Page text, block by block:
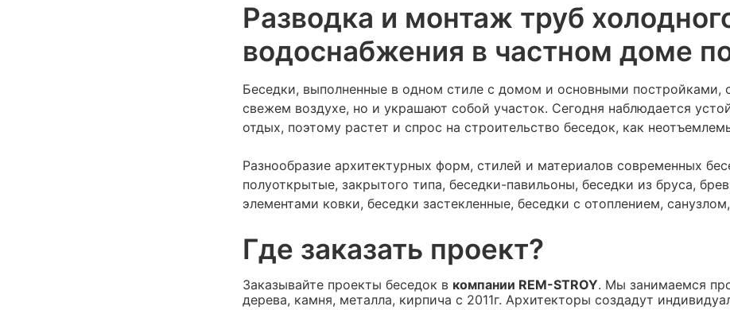
Разводка и монтаж труб
водоснабжения в частном доме
Беседки, выполненные в одном стиле с домом и основными постройками,
свежем воздухе, но и украшают собой участок. Сегодня наблюдается
отдых, поэтому растет и спрос на строительство беседок, как
Разнообразие архитектурных форм, стилей и материалов современных
полуоткрытые, закрытого типа, беседки-павильоны, беседки из бруса,
элементами ковки, беседки застекленные, беседки с отоплением,
Где заказать проект?
Заказывайте проекты беседок в компании REM-STROY. Мы занимаемся
дерева, камня, металла, кирпича с 2011г. Архитекторы создадут